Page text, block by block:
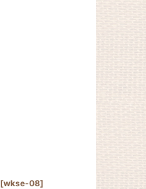
[wkse-08]